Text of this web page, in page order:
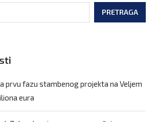
PRETRAGA
prvu fazu stambenog projekta na Veljem
eura